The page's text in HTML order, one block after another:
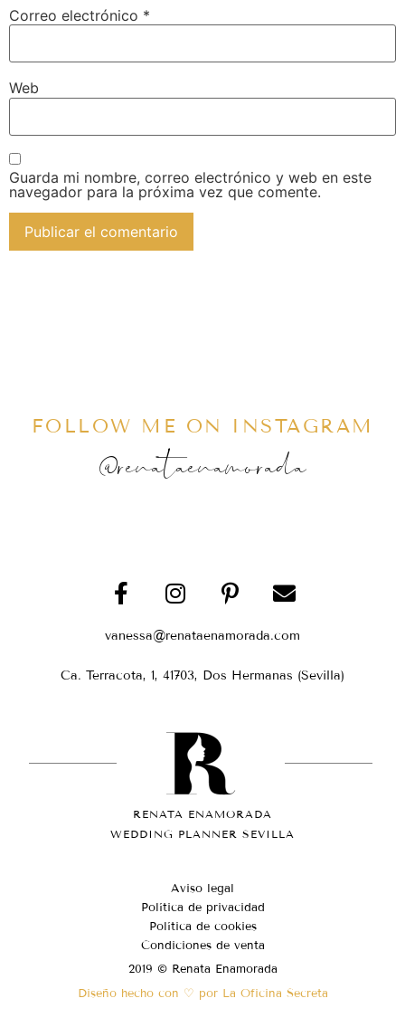
Correo electrónico *
Web
Guarda mi nombre, correo electrónico y web en este
navegador para la próxima vez que comente.
FOLLOW ME ON INSTAGRAM
@renataenamorada
vanessa@renataenamorada.com
Ca. Terracota, 1, 41703, Dos Hermanas (Sevilla)
RENATA ENAMORADA
WEDDING PLANNER SEVILLA
Aviso legal
Política de privacidad
Política de cookies
Condiciones de venta
2019 © Renata Enamorada
Diseño hecho con ♡ por La Oficina Secreta